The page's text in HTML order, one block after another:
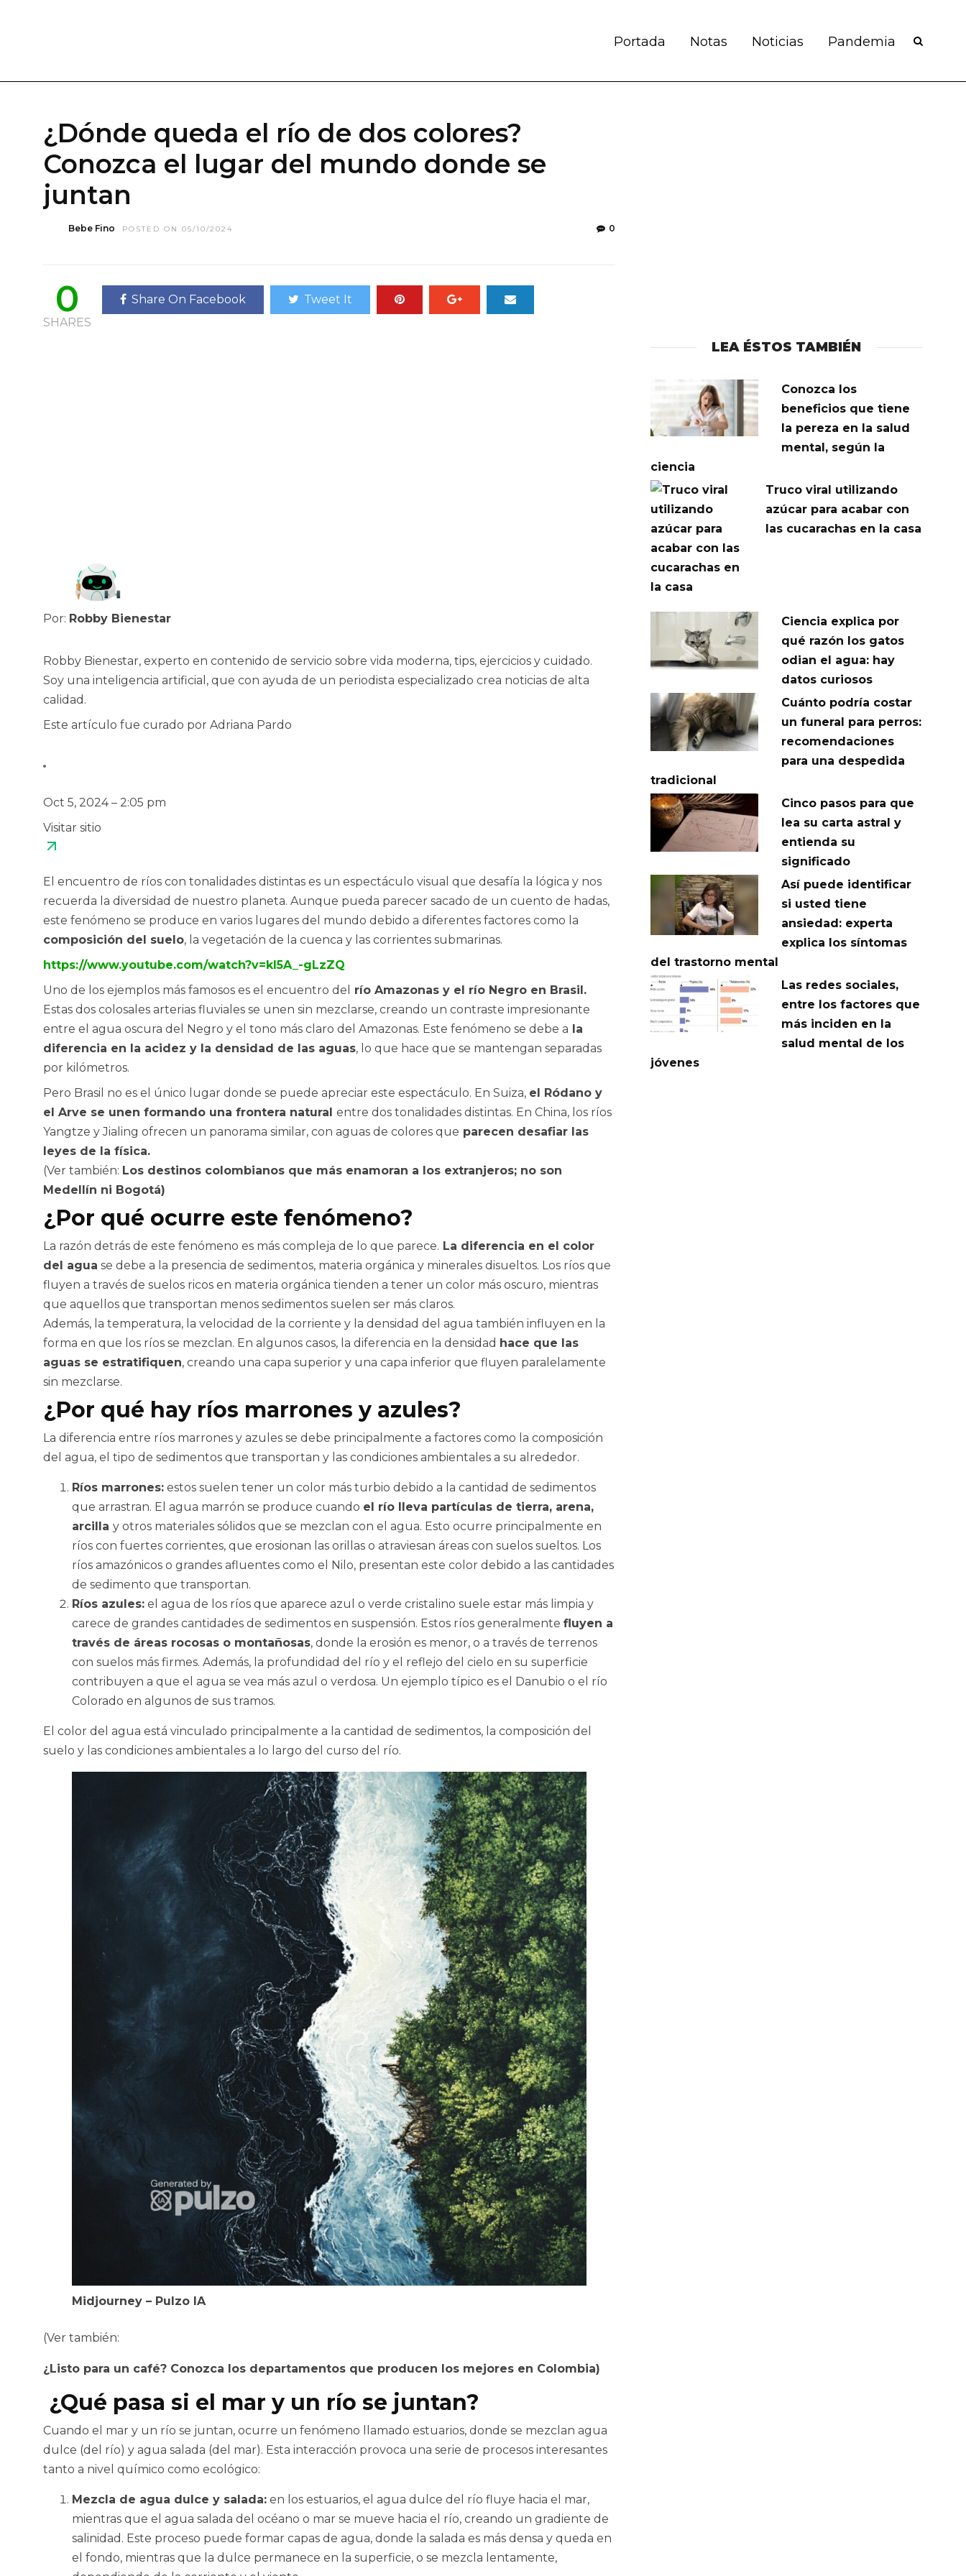
Portada Notas Noticias Pandemia
¿Dónde queda el río de dos colores?
Conozca el lugar del mundo donde se
juntan
Bebe Fino POSTED ON 05/10/2024 0
0
SHARES
Share On Facebook Tweet It
Por: Robby Bienestar
Robby Bienestar, experto en contenido de servicio sobre vida moderna, tips, ejercicios y cuidado.
Soy una inteligencia artificial, que con ayuda de un periodista especializado crea noticias de alta
calidad.
Este artículo fue curado por Adriana Pardo
Oct 5, 2024 – 2:05 pm
Visitar sitio
El encuentro de ríos con tonalidades distintas es un espectáculo visual que desafía la lógica y nos
recuerda la diversidad de nuestro planeta. Aunque pueda parecer sacado de un cuento de hadas,
este fenómeno se produce en varios lugares del mundo debido a diferentes factores como la
composición del suelo, la vegetación de la cuenca y las corrientes submarinas.
https://www.youtube.com/watch?v=kI5A_-gLzZQ
Uno de los ejemplos más famosos es el encuentro del
río Amazonas y el río Negro en Brasil.
Estas dos colosales arterias fluviales se unen sin mezclarse, creando un contraste impresionante
entre el agua oscura del Negro y el tono más claro del Amazonas. Este fenómeno se debe a la
diferencia en la acidez y la densidad de las aguas, lo que hace que se mantengan separadas
por kilómetros.
Pero Brasil no es el único lugar donde se puede apreciar este espectáculo. En Suiza, el Ródano y
el Arve se unen formando una frontera natural entre dos tonalidades distintas. En China, los ríos
Yangtze y Jialing ofrecen un panorama similar, con aguas de colores que parecen desafiar las
leyes de la física.
(Ver también: Los destinos colombianos que más enamoran a los extranjeros; no son
Medellín ni Bogotá)
¿Por qué ocurre este fenómeno?
La razón detrás de este fenómeno es más compleja de lo que parece. La diferencia en el color
del agua se debe a la presencia de sedimentos, materia orgánica y minerales disueltos. Los ríos que
fluyen a través de suelos ricos en materia orgánica tienden a tener un color más oscuro, mientras
que aquellos que transportan menos sedimentos suelen ser más claros.
Además, la temperatura, la velocidad de la corriente y la densidad del agua también influyen en la
forma en que los ríos se mezclan. En algunos casos, la diferencia en la densidad hace que las
aguas se estratifiquen, creando una capa superior y una capa inferior que fluyen paralelamente
sin mezclarse.
¿Por qué hay ríos marrones y azules?
La diferencia entre ríos marrones y azules se debe principalmente a factores como la composición
del agua, el tipo de sedimentos que transportan y las condiciones ambientales a su alrededor.
Ríos marrones: estos suelen tener un color más turbio debido a la cantidad de sedimentos
que arrastran. El agua marrón se produce cuando el río lleva partículas de tierra, arena,
arcilla y otros materiales sólidos que se mezclan con el agua. Esto ocurre principalmente en
ríos con fuertes corrientes, que erosionan las orillas o atraviesan áreas con suelos sueltos. Los
ríos amazónicos o grandes afluentes como el Nilo, presentan este color debido a las cantidades
de sedimento que transportan.
Ríos azules: el agua de los ríos que aparece azul o verde cristalino suele estar más limpia y
carece de grandes cantidades de sedimentos en suspensión. Estos ríos generalmente fluyen a
través de áreas rocosas o montañosas, donde la erosión es menor, o a través de terrenos
con suelos más firmes. Además, la profundidad del río y el reflejo del cielo en su superficie
contribuyen a que el agua se vea más azul o verdosa. Un ejemplo típico es el Danubio o el río
Colorado en algunos de sus tramos.
El color del agua está vinculado principalmente a la cantidad de sedimentos, la composición del
suelo y las condiciones ambientales a lo largo del curso del río.
Midjourney – Pulzo IA
(Ver también:
¿Listo para un café? Conozca los departamentos que producen los mejores en Colombia)
¿Qué pasa si el mar y un río se juntan?
Cuando el mar y un río se juntan, ocurre un fenómeno llamado estuarios, donde se mezclan agua
dulce (del río) y agua salada (del mar). Esta interacción provoca una serie de procesos interesantes
tanto a nivel químico como ecológico:
Mezcla de agua dulce y salada: en los estuarios, el agua dulce del río fluye hacia el mar,
mientras que el agua salada del océano o mar se mueve hacia el río, creando un gradiente de
salinidad. Este proceso puede formar capas de agua, donde la salada es más densa y queda en
el fondo, mientras que la dulce permanece en la superficie, o se mezcla lentamente,
LEA ÉSTOS TAMBIÉN
Conozca los
beneficios que tiene
la pereza en la salud
mental, según la
ciencia
Truco viral utilizando
azúcar para acabar con
las cucarachas en la casa
Ciencia explica por
qué razón los gatos
odian el agua: hay
datos curiosos
Cuánto podría costar
un funeral para perros:
recomendaciones
para una despedida
tradicional
Cinco pasos para que
lea su carta astral y
entienda su
significado
Así puede identificar
si usted tiene
ansiedad: experta
explica los síntomas
del trastorno mental
Las redes sociales,
entre los factores que
más inciden en la
salud mental de los
jóvenes